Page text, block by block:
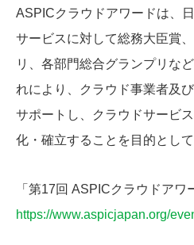
ASPICクラウドアワードは、
サービスに対して総務大臣賞
リ、各部門総合グランプリな
れにより、クラウド事業者及
サポートし、クラウドサービ
化・確立することを目的として
「第17回 ASPICクラウドアワ
https://www.aspicjapan.org/